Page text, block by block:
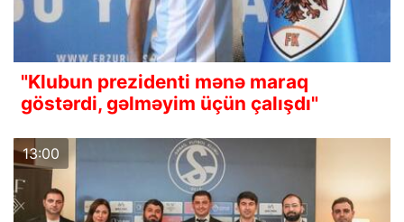
"Klubun prezidenti mənə maraq
göstərdi, gəlməyim üçün çalışdı"
13:00